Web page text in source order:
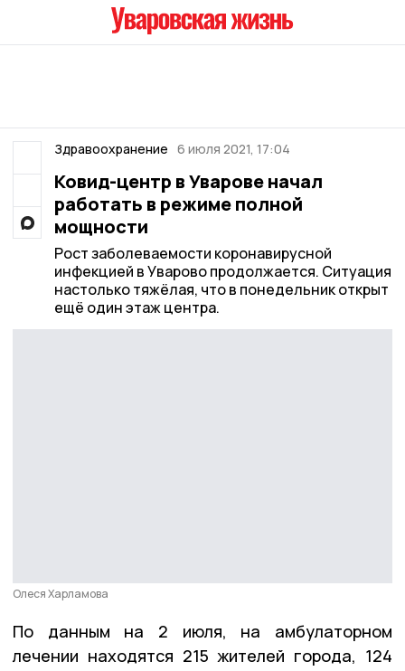
Здравоохранение 6 июля 2021, 17:04
Ковид-центр в Уварове начал
работать в режиме полной
мощности
Рост заболеваемости коронавирусной
инфекцией в Уварово продолжается. Ситуация
настолько тяжёлая, что в понедельник открыт
ещё один этаж центра.
Олеся Харламова
По данным на 2 июля, на амбулаторном
лечении находятся 215 жителей города, 124